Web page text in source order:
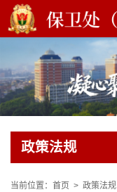
政策法规
当前位置： 首页 > 政策法规